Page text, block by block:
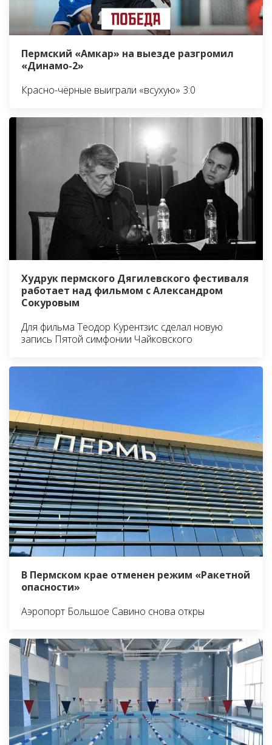
Пермский «Амкар» на выезде разгромил
«Динамо-2»
Красно-чёрные выиграли «всухую» 3:0
Худрук пермского Дягилевского фестиваля
работает над фильмом с Александром
Сокуровым
Для фильма Теодор Курентзис сделал новую
запись Пятой симфонии Чайковского
В Пермском крае отменен режим «Ракетной
опасности»
Аэропорт Большое Савино снова откры